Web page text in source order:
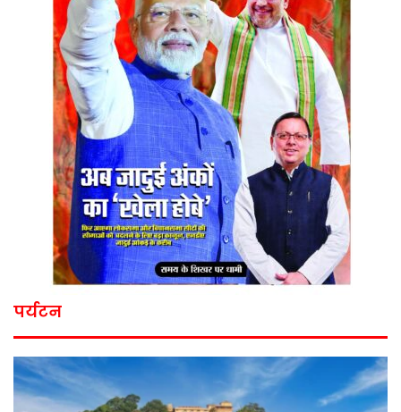
पर्यटन